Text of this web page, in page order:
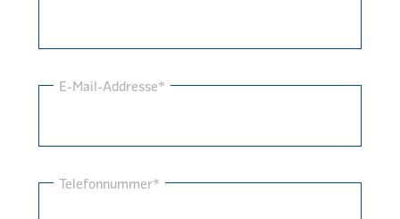
E-Mail-Addresse*
Telefonnummer*